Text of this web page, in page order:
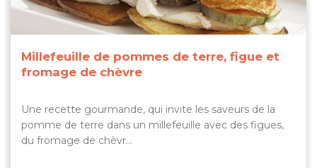
Millefeuille de pommes de terre, figue et
fromage de chèvre
Une recette gourmande, qui invite les saveurs de la
pomme de terre dans un millefeuille avec des figues,
du fromage de chèvr…